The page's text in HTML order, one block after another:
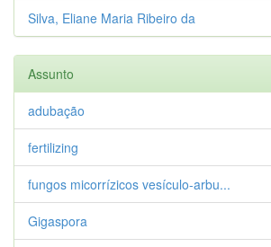
Silva, Eliane Maria Ribeiro da
Assunto
adubação
fertilizing
fungos micorrízicos vesículo-arbu...
Gigaspora